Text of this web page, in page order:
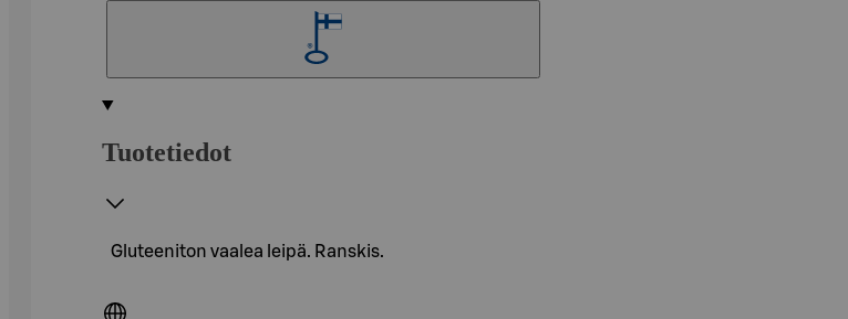
Tuotetiedot
Gluteeniton vaalea leipä. Ranskis.